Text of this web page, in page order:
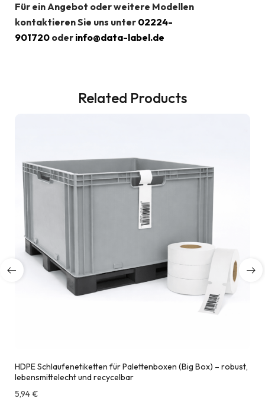
Für ein Angebot oder weitere Modellen
kontaktieren Sie uns unter 02224-
901720 oder info@data-label.de
Related Products
HDPE Schlaufenetiketten für Palettenboxen (Big Box) – robust,
lebensmittelecht und recycelbar
5,94€